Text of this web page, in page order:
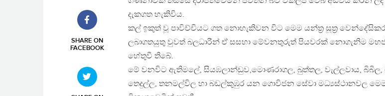
SHARE ON
FACEBOOK
දැකගත හැකිවිය.
කල් ඉකුත් වූ පාවිච්චියට ගත නොහැකිවන විට මෙම යන්ත්‍ර සූත්‍ර
ලබාගතයුතු වුවත් බලධාරීන් ඒ සසහා මේවනතුරුත් පියවරක් නොගැනිම
හේතුවී තිබේ.
මේ වනවිට ඇතිමලේ, සියඹලාන්ඩුව,මොණරාගල, බුත්තල, වැල්ලවාය, බිබිල,
තෙදුල්ල, තනමල්විල හා බඩල්කුඹුර යන ගොවිජන සේවා මධ්‍යස්ථානවල